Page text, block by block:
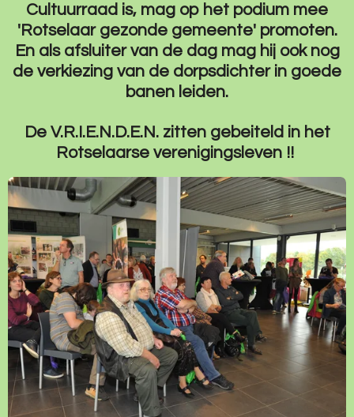
Cultuurraad is, mag op het podium mee
'Rotselaar gezonde gemeente' promoten.
En als afsluiter van de dag mag hij ook nog
de verkiezing van de dorpsdichter in goede
banen leiden.
De V.R.I.E.N.D.E.N. zitten gebeiteld in het
Rotselaarse verenigingsleven !!